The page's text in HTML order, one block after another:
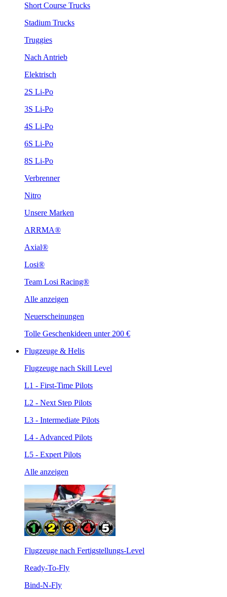
Short Course Trucks
Stadium Trucks
Truggies
Nach Antrieb
Elektrisch
2S Li-Po
3S Li-Po
4S Li-Po
6S Li-Po
8S Li-Po
Verbrenner
Nitro
Unsere Marken
ARRMA®
Axial®
Losi®
Team Losi Racing®
Alle anzeigen
Neuerscheinungen
Tolle Geschenkideen unter 200 €
Flugzeuge & Helis
Flugzeuge nach Skill Level
L1 - First-Time Pilots
L2 - Next Step Pilots
L3 - Intermediate Pilots
L4 - Advanced Pilots
L5 - Expert Pilots
Alle anzeigen
Flugzeuge nach Fertigstellungs-Level
Ready-To-Fly
Bind-N-Fly